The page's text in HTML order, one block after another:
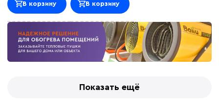
В корзину В корзину
Показать ещё